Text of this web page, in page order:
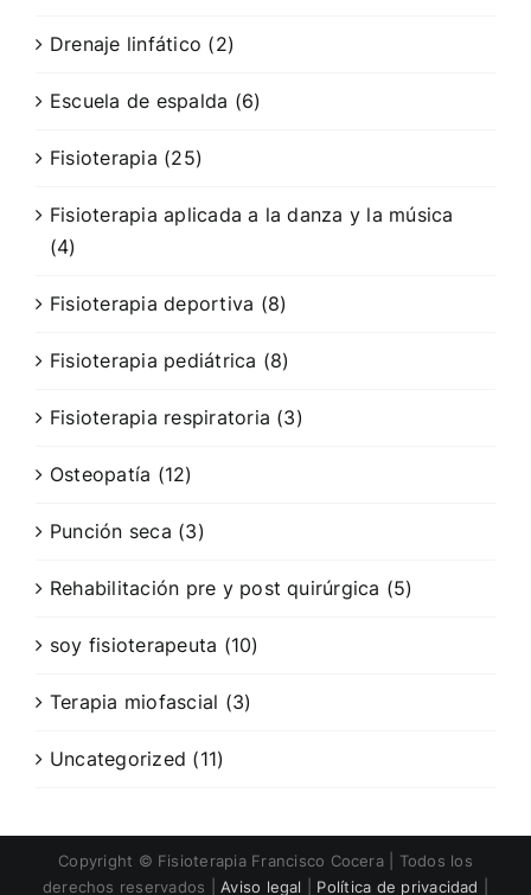
Drenaje linfático (2)
Escuela de espalda (6)
Fisioterapia (25)
Fisioterapia aplicada a la danza y la música
(4)
Fisioterapia deportiva (8)
Fisioterapia pediátrica (8)
Fisioterapia respiratoria (3)
Osteopatía (12)
Punción seca (3)
Rehabilitación pre y post quirúrgica (5)
soy fisioterapeuta (10)
Terapia miofascial (3)
Uncategorized (11)
Copyright © Fisioterapia Francisco Cocera | Todos los
derechos reservados | Aviso legal Política de privacidad